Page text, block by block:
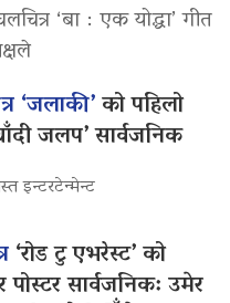
‘बा : एक योद्धा’ गीत
‘जलाकी’को पहिलो
जलप’ सार्वजनिक
इन्टरटेन्मेन्ट
‘रोड टु एभरेस्ट’ को
पोस्टर सार्वजनिक: उमेर